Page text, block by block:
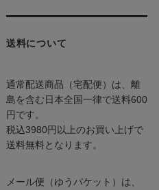
送料について
通常配送商品（宅配便）は、離
島を含む日本全国一律で送料600
円です。
税込3980円以上のお買い上げで
送料無料となります。
メール便（ゆうパケット）は、